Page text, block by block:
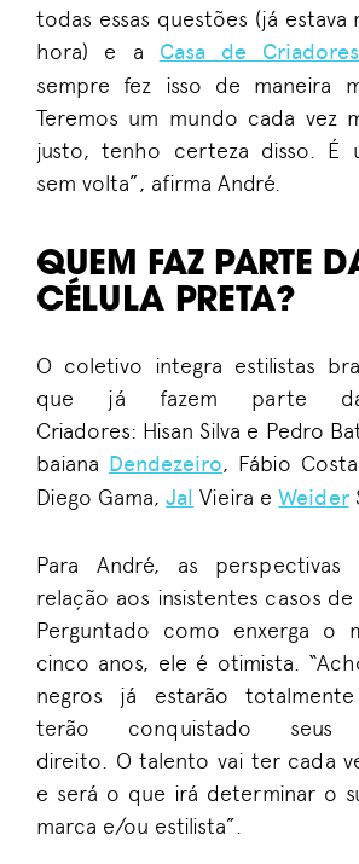
todas essas questões (já estava
hora) e a Casa de Criadores
sempre fez isso de maneira
Teremos um mundo cada vez
justo, tenho certeza disso. É
sem volta”, afirma André.
QUEM FAZ PARTE
CÉLULA PRETA?
O coletivo integra estilistas
que já fazem parte
Criadores: Hisan Silva e Pedro
baiana Dendezeiro, Fábio
Diego Gama,Jal Vieira eWeider
Para André, as
relação aos insistentes casos de
Perguntado como enxerga o
cinco anos, ele é otimista. “
negros já estarão
terão conquistado seus
direito.
O talento vai ter cada
e será o que irá determinar o
marca e/ou estilista”